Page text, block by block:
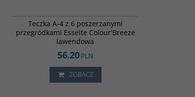
Teczka A-4 z 6 poszerzanymi
przegródkami Esselte Colour'Breeze
lawendowa
56.20PLN
ZOBACZ